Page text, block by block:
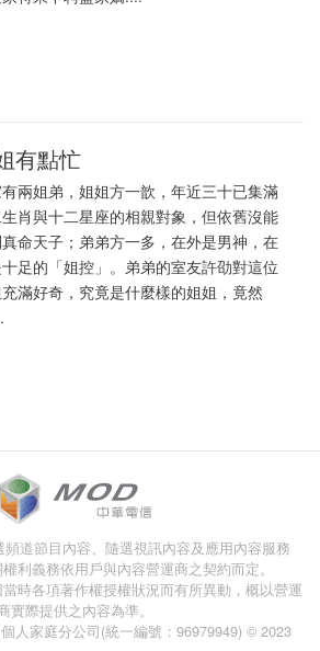
有點忙
兩姐弟，姐姐方一歆，年近三十已集滿
肖與十二星座的相親對象，但依舊沒能
命天子；弟弟方一多，在外是男神，在
足的「姐控」。弟弟的室友許劭對這位
滿好奇，究竟是什麼樣的姐姐，竟然
頻道節目內容、隨選視訊內容及應用內容服務
利義務依用戶與內容營運商之契約而定。
時各項著作權授權狀況而有所異動，概以營運
實際提供之內容為準。
人家庭分公司(統一編號：96979949) © 2023